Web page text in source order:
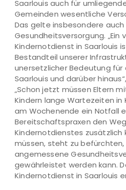
Saarlouis auch für
Gemeinden wesentliche
Das gelte insbesondere auch
Gesundheitsversorgung. „Ein
Kindernotdienst in Saarlouis
Bestandteil unserer
unersetzlicher Bedeutung für
Saarlouis und darüber
„Schon jetzt müssen Eltern
Kindern lange Wartezeiten in
am Wochenende ein Notfall
Bereitschaftspraxen den
Kindernotdienstes zusätzlich
müssen, steht zu befürchten,
angemessene
gewährleistet werden kann.
Kindernotdienst in Saarlouis